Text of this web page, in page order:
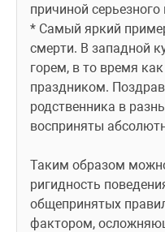
причиной
* Самый яркий
смерти. В западной
горем, в то время
праздником.
родственника в
восприняты
Таким образом
ригидность
общепринятых
фактором,